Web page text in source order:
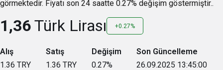
görmektedir. Fiyatı son 24 saatte 0.27% değişim göstermiştir..
1,36Türk Lirası +0.27%
Alış
1.36 TRY
Satış
1.36 TRY
Değişim
0.27%
Son Güncelleme
26.09.2025 13:45:00